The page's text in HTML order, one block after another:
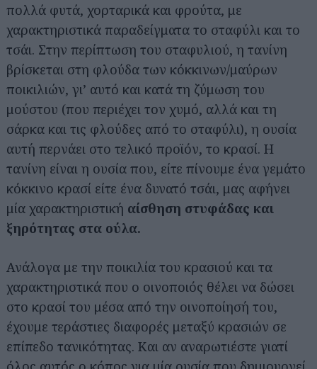
πολλά φυτά, χορταρικά και φρούτα, με
χαρακτηριστικά παραδείγματα το σταφύλι και το
τσάι. Στην περίπτωση του σταφυλιού, η τανίνη
βρίσκεται στη φλούδα των κόκκινων/μαύρων
ποικιλιών, γι’ αυτό και κατά τη ζύμωση του
μούστου (που περιέχει τον χυμό, αλλά και τη
σάρκα και τις φλούδες από το σταφύλι), η ουσία
αυτή περνάει στο τελικό προϊόν, το κρασί. Η
τανίνη είναι η ουσία που, είτε πίνουμε ένα γεμάτο
κόκκινο κρασί είτε ένα δυνατό τσάι, μας αφήνει
μία χαρακτηριστική αίσθηση στυφάδας και
ξηρότητας στα ούλα.
Ανάλογα με την ποικιλία του κρασιού και τα
χαρακτηριστικά που ο οινοποιός θέλει να δώσει
στο κρασί του μέσα από την οινοποίησή του,
έχουμε τεράστιες διαφορές μεταξύ κρασιών σε
επίπεδο τανικότητας. Και αν αναρωτιέστε γιατί